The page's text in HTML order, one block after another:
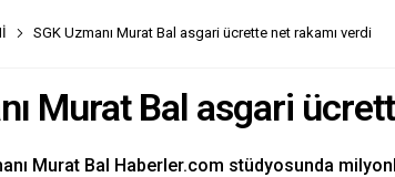
SGK Uzmanı Murat Bal asgari ücrette net rakamı verdi
Murat Bal asgari
Murat Bal Haberler.com stüdyosunda